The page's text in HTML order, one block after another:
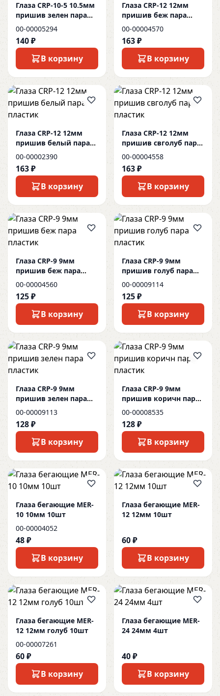
Глаза CRP-10-5 10.5мм
пришив зелен пара
пластик
00-00005294
140 ₽
В корзину
Глаза CRP-12 12мм
пришив беж пара
пластик
00-00004570
163 ₽
В корзину
Глаза CRP-12 12мм
пришив белый пара
пластик
00-00002390
163 ₽
В корзину
Глаза CRP-12 12мм
пришив свголуб пара
пластик
00-00004558
163 ₽
В корзину
Глаза CRP-9 9мм
пришив беж пара
пластик
00-00004560
125 ₽
В корзину
Глаза CRP-9 9мм
пришив голуб пара
пластик
00-00009114
125 ₽
В корзину
Глаза CRP-9 9мм
пришив зелен пара
пластик
00-00009113
128 ₽
В корзину
Глаза CRP-9 9мм
пришив коричн пара
пластик
00-00008535
128 ₽
В корзину
Глаза бегающие MER-
10 10мм 10шт
00-00004052
48 ₽
В корзину
Глаза бегающие MER-
12 12мм 10шт
60 ₽
В корзину
Глаза бегающие MER-
12 12мм голуб 10шт
00-00007261
60 ₽
В корзину
Глаза бегающие MER-
24 24мм 4шт
40 ₽
В корзину